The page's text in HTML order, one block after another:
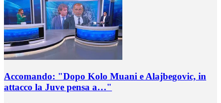
Accomando: "Dopo Kolo Muani e Alajbegovic, in
attacco la Juve pensa a…"